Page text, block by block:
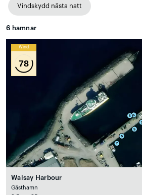
Vindskydd nästa natt
6 hamnar
Wind
78
Walsay Harbour
Gästhamn